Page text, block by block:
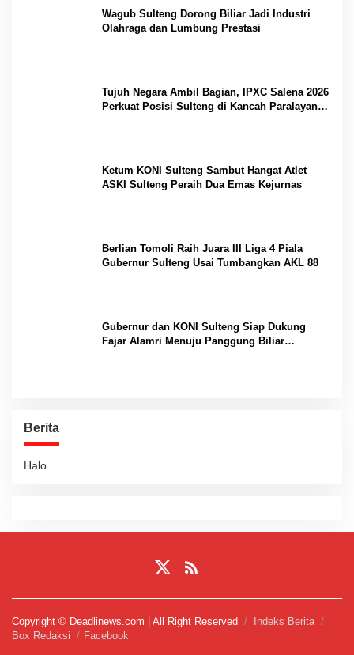
Wagub Sulteng Dorong Biliar Jadi Industri
Olahraga dan Lumbung Prestasi
Tujuh Negara Ambil Bagian, IPXC Salena 2026
Perkuat Posisi Sulteng di Kancah Paralayang
Ketum KONI Sulteng Sambut Hangat Atlet
ASKI Sulteng Peraih Dua Emas Kejurnas
Berlian Tomoli Raih Juara III Liga 4 Piala
Gubernur Sulteng Usai Tumbangkan AKL 88
Gubernur dan KONI Sulteng Siap Dukung
Fajar Alamri Menuju Panggung Biliar
Berita
Halo
Copyright © Deadlinews.com | All Right Reserved
Indeks Berita
Box Redaksi
Facebook